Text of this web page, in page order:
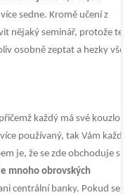
sedne. Kromě učení z
nějaký seminář, protože ten
osobně zeptat a hezky vše
každý má své kouzlo.
používaný, tak Vám každý
je, že se zde obchoduje s
mnoho obrovských
centrální banky. Pokud se